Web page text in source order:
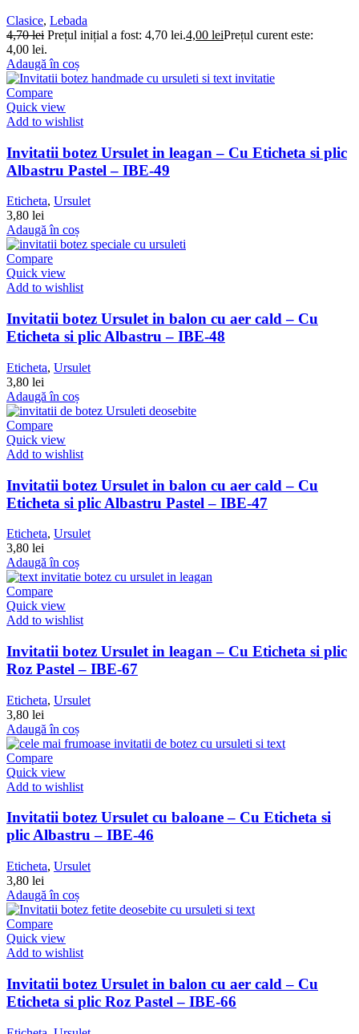
Clasice, Lebada
4,70lei Prețul inițial a fost: 4,70 lei.4,00 leiPrețul curent este:
4,00 lei.
Adaugă în coș
Compare
Quick view
Add to wishlist
Invitatii botez Ursulet in leagan – Cu Eticheta si plic
Albastru Pastel – IBE-49
Eticheta, Ursulet
3,80 lei
Adaugă în coș
Compare
Quick view
Add to wishlist
Invitatii botez Ursulet in balon cu aer cald – Cu
Eticheta si plic Albastru – IBE-48
Eticheta, Ursulet
3,80 lei
Adaugă în coș
Compare
Quick view
Add to wishlist
Invitatii botez Ursulet in balon cu aer cald – Cu
Eticheta si plic Albastru Pastel – IBE-47
Eticheta, Ursulet
3,80 lei
Adaugă în coș
Compare
Quick view
Add to wishlist
Invitatii botez Ursulet in leagan – Cu Eticheta si plic
Roz Pastel – IBE-67
Eticheta, Ursulet
3,80 lei
Adaugă în coș
Compare
Quick view
Add to wishlist
Invitatii botez Ursulet cu baloane – Cu Eticheta si
plic Albastru – IBE-46
Eticheta, Ursulet
3,80 lei
Adaugă în coș
Compare
Quick view
Add to wishlist
Invitatii botez Ursulet in balon cu aer cald – Cu
Eticheta si plic Roz Pastel – IBE-66